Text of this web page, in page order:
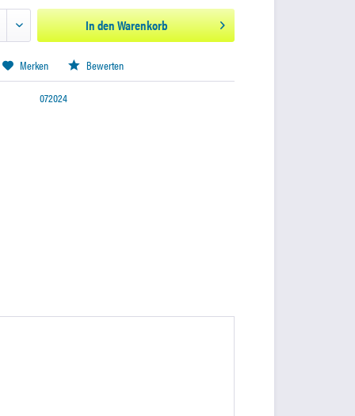
In denWarenkorb
Merken Bewerten
072024